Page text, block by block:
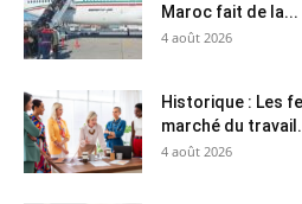
Maroc fait de la...
4 août 2026
Historique : Les
marché du
4 août 2026